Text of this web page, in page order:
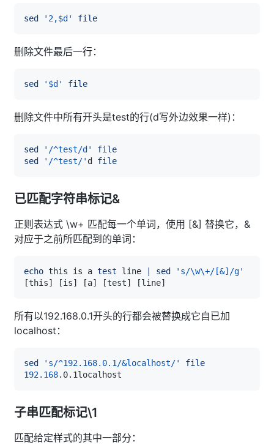
sed '2,$d' file
删除文件最后一行：
sed '$d' file
删除文件中所有开头是test的行(d写外边效果一样)：
sed '/^test/d'
file
sed
'/^test/' d file
已匹配字符串标记&
正则表达式 \w+ 匹配每一个单词，使用 [&] 替换它，&
对应于之前所匹配到的单词：
echo this is a test line sed
's/\w\+/[&]/g'
[this] [is] [a] [test] [line]
所有以192.168.0.1开头的行都会被替换成它自已加
localhost：
sed 's/^192.168.0.1/&localhost/'
file
192.168
子串匹配标记\1
匹配给定样式的其中一部分：